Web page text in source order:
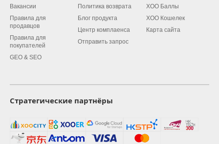
Вакансии
Правила для
продавцов
Правила для
покупателей
GEO & SEO
Политика возврата
Блог продукта
Центр комплаенса
Отправить запрос
XOO Баллы
XOO Кошелек
Карта сайта
Стратегические партнёры